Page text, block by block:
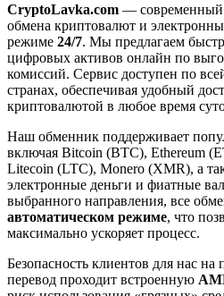
CryptoLavka.com — современный
обмена криптовалют и
режиме 24/7. Мы предлагаем
цифровых активов онлайн по
комиссий. Сервис доступен по
странах, обеспечивая удобный
криптовалютой в любое время
Наш обменник поддерживает
включая Bitcoin (BTC), Ethereum
Litecoin (LTC), Monero (XMR), а
электронные деньги и фиатные
выбранного направления, все
автоматическом режиме, что
максимально ускоряет процесс.
Безопасность клиентов для нас
перевод проходит встроенную